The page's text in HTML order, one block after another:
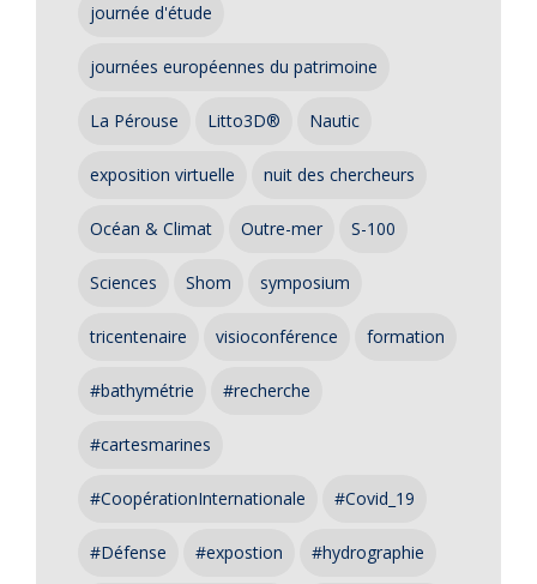
journée d'étude
journées européennes du patrimoine
La Pérouse Litto3D® Nautic
exposition virtuelle nuit des chercheurs
Océan & Climat Outre-mer S-100
Sciences Shom symposium
tricentenaire visioconférence formation
#bathymétrie #recherche
#cartesmarines
#CoopérationInternationale #Covid_19
#Défense #expostion #hydrographie